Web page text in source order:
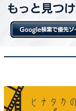
電波・回線がつながり